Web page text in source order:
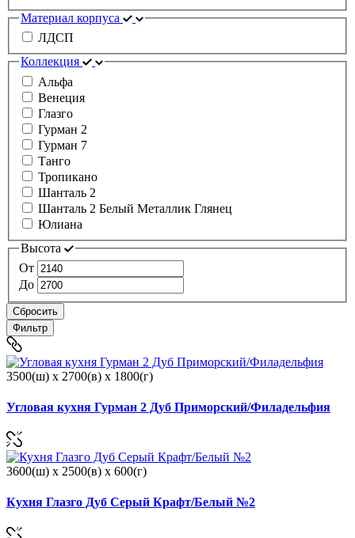
Материал корпуса
ЛДСП
Коллекция
Альфа
Венеция
Глазго
Гурман 2
Гурман 7
Танго
Тропикано
Шанталь 2
Шанталь 2 Белый Металлик Глянец
Юлиана
Высота
От
До
Сбросить
Фильтр
3500(ш) x 2700(в) x 1800(г)
Угловая кухня Гурман 2 Дуб Приморский/Филадельфия
3600(ш) x 2500(в) x 600(г)
Кухня Глазго Дуб Серый Крафт/Белый №2